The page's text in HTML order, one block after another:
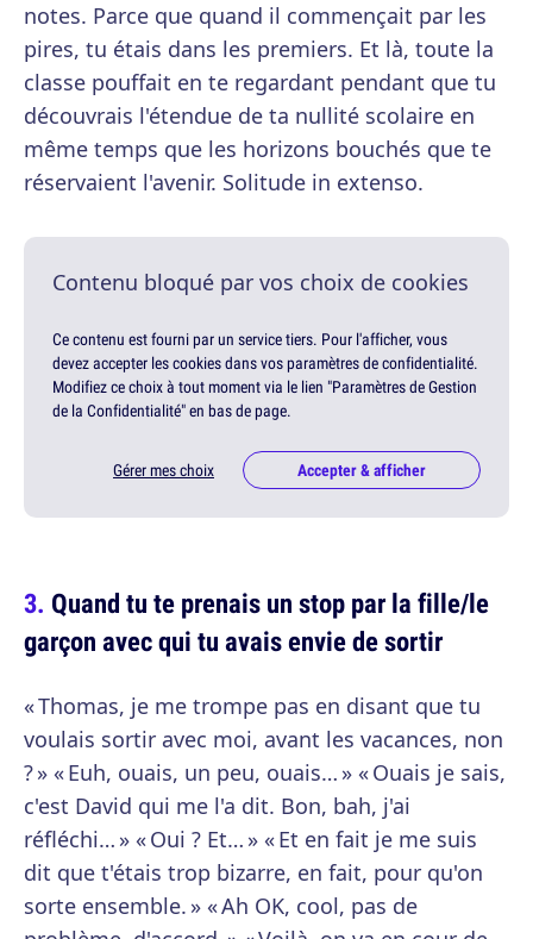
notes. Parce que quand il commençait par les
pires, tu étais dans les premiers. Et là, toute la
classe pouffait en te regardant pendant que tu
découvrais l'étendue de ta nullité scolaire en
même temps que les horizons bouchés que te
réservaient l'avenir. Solitude in extenso.
Contenu bloqué par vos choix de cookies
Ce contenu est fourni par un service tiers. Pour l'afficher, vous
devez accepter les cookies dans vos paramètres de confidentialité.
Modifiez ce choix à tout moment via le lien "Paramètres de Gestion
de la Confidentialité" en bas de page.
Gérer mes choix Accepter & afficher
Quand tu te prenais un stop par la fille/le
garçon avec qui tu avais envie de sortir
« Thomas, je me trompe pas en disant que tu
voulais sortir avec moi, avant les vacances, non
? » « Euh, ouais, un peu, ouais… » « Ouais je sais,
c'est David qui me l'a dit. Bon, bah, j'ai
réfléchi… » « Oui ? Et… » « Et en fait je me suis
dit que t'étais trop bizarre, en fait, pour qu'on
sorte ensemble. » « Ah OK, cool, pas de